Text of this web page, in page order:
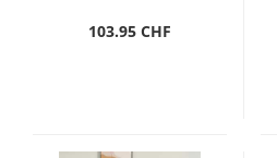
103.95 CHF